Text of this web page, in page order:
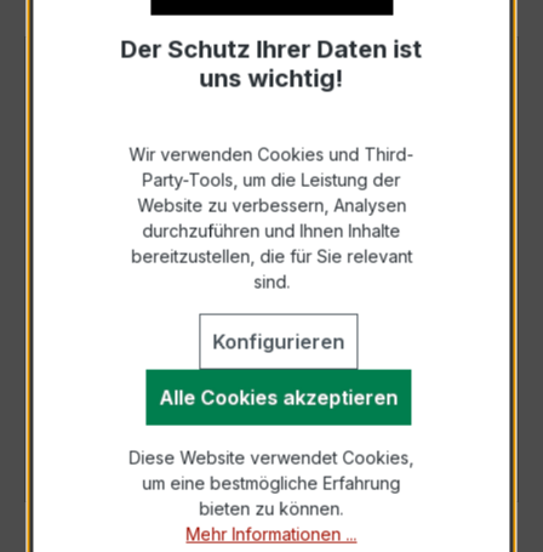
BVO - Digitales Messgerät, Bargraph -
Der Schutz Ihrer Daten ist
uns wichtig!
Wir verwenden Cookies und Third-
Party-Tools, um die Leistung der
Website zu verbessern, Analysen
durchzuführen und Ihnen Inhalte
bereitzustellen, die für Sie relevant
sind.
Konfigurieren
Alle Cookies akzeptieren
Diese Website verwendet Cookies,
um eine bestmögliche Erfahrung
bieten zu können.
Mehr Informationen ...